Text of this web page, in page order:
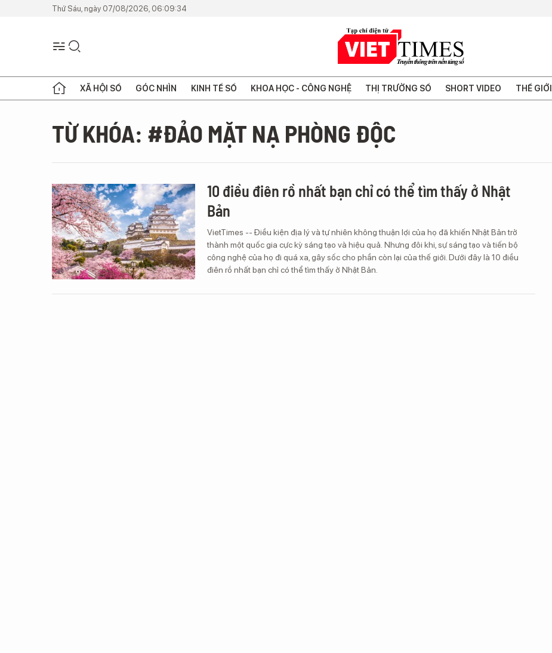
Thứ Sáu, ngày 07/08/2026, 06:09:34
XÃ HỘI SỐ GÓC NHÌN KINH TẾ SỐ KHOA HỌC - CÔNG NGHỆ THỊ TRƯỜNG SỐ SHORT VIDEO THẾ GIỚI
TỪ KHÓA: #ĐẢO MẶT NẠ PHÒNG ĐỘC
10 điều điên rồ nhất bạn chỉ có thể tìm thấy ở Nhật
Bản
VietTimes -- Điều kiện địa lý và tự nhiên không thuận lợi của họ đã khiến Nhật Bản trở
thành một quốc gia cực kỳ sáng tạo và hiệu quả. Nhưng đôi khi, sự sáng tạo và tiến bộ
công nghệ của họ đi quá xa, gây sốc cho phần còn lại của thế giới. Dưới đây là 10 điều
điên rồ nhất bạn chỉ có thể tìm thấy ở Nhật Bản.